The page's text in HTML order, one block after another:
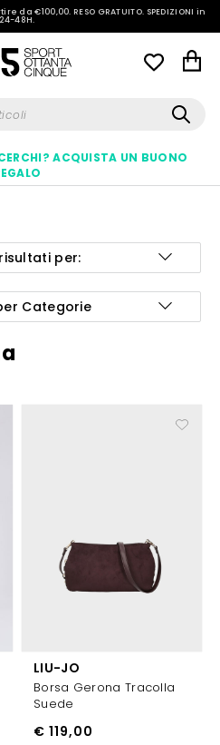
da €100,00.RESO GRATUITO. SPEDIZIONI in
24-48H.
ACQUISTA UN BUONO
per:
Categorie
LIU-JO
Borsa Gerona Tracolla
Suede
€ 119,00